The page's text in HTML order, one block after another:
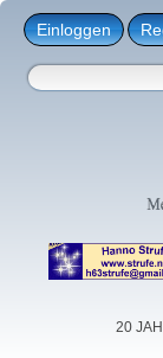
Einloggen
20